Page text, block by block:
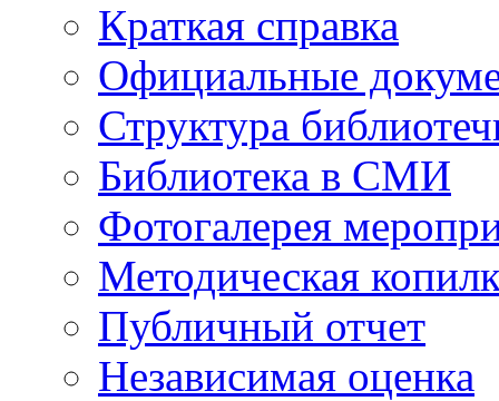
Краткая справка
Официальные
Структура
Библиотека в СМИ
Фотогалерея
Методическая
Публичный отчет
Независимая оценка